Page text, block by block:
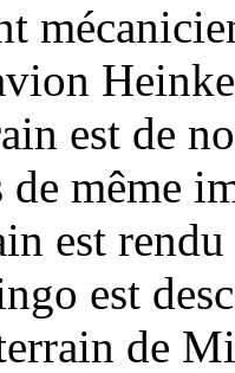
est de
de même
est
est
de